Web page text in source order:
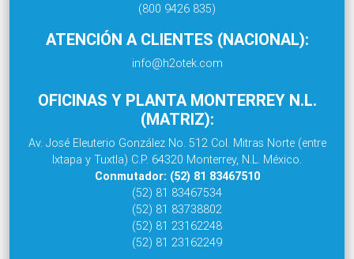
(800 9426 835)
ATENCIÓN A CLIENTES (NACIONAL):
info@h2otek.com
OFICINAS Y PLANTA MONTERREY N.L.
(MATRIZ):
Av. José Eleuterio González No. 512 Col. Mitras Norte (entre
Ixtapa y Tuxtla) C.P. 64320 Monterrey, N.L. México.
Conmutador: (52) 81 83467510
(52) 81 83467534
(52) 81 83738802
(52) 81 23162248
(52) 81 23162249